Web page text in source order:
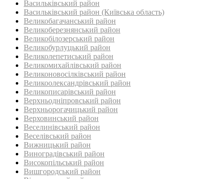
Васильківський район
Васильківський район (Київська область)
Великобагачанський район
Великоберезнянський район
Великобілозерський район‎
Великобурлуцький район
Великолепетиський район
Великомихайлівський район‎
Великоновосілківський район‎
Великоолександрівський район
Великописарівський район
Верхньодніпровський район
Верхньорогачицький район
Верховинський район
Веселинівський район‎
Веселівський район‎
Вижницький район
Виноградівський район
Високопільський район
Вишгородський район